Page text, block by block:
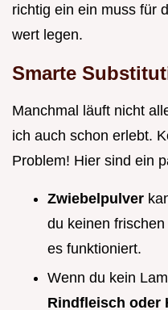
richtig ein ein muss für
wert legen.
Smarte
Manchmal läuft nicht
ich auch schon erlebt.
Problem! Hier sind ein
Zwiebelpulver
du keinen
es funktioniert.
Wenn du kein
Rindfleisch oder